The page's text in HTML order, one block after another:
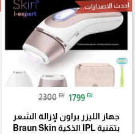
احدث الاصدارات
2300 ₪ 1799 ₪
جهاز الليزر براون لإزالة الشعر
بتقنية IPL الذكية Braun Skin